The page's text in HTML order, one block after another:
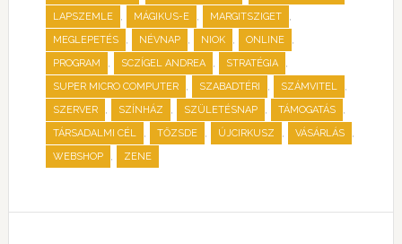
LAPSZEMLE , MÁGIKUS-E , MARGITSZIGET ,
MEGLEPETÉS , NÉVNAP , NIOK , ONLINE ,
PROGRAM , SCZÍGEL ANDREA , STRATÉGIA ,
SUPER MICRO COMPUTER , SZABADTÉRI , SZÁMVITEL ,
SZERVER , SZÍNHÁZ , SZÜLETÉSNAP , TÁMOGATÁS ,
TÁRSADALMI CÉL , TŐZSDE , ÚJCIRKUSZ , VÁSÁRLÁS ,
WEBSHOP , ZENE